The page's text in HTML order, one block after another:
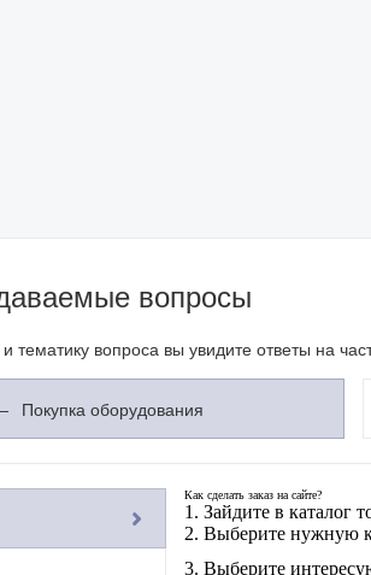
вопросы
тематику вопроса вы увидите ответы на
Покупка оборудования
Как сделать заказ на сайте?
1. Зайдите в каталог
2. Выберите нужную
3. Выберите